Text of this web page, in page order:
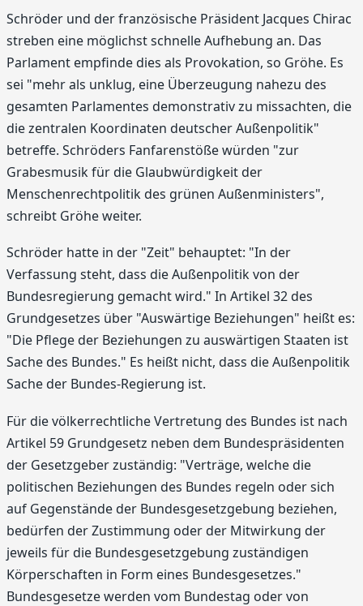
Schröder und der französische Präsident Jacques Chirac
streben eine möglichst schnelle Aufhebung an. Das
Parlament empfinde dies als Provokation, so Gröhe. Es
sei "mehr als unklug, eine Überzeugung nahezu des
gesamten Parlamentes demonstrativ zu missachten, die
die zentralen Koordinaten deutscher Außenpolitik"
betreffe. Schröders Fanfarenstöße würden "zur
Grabesmusik für die Glaubwürdigkeit der
Menschenrechtpolitik des grünen Außenministers",
schreibt Gröhe weiter.
Schröder hatte in der "Zeit" behauptet: "In der
Verfassung steht, dass die Außenpolitik von der
Bundesregierung gemacht wird." In Artikel 32 des
Grundgesetzes über "Auswärtige Beziehungen" heißt es:
"Die Pflege der Beziehungen zu auswärtigen Staaten ist
Sache des Bundes." Es heißt nicht, dass die Außenpolitik
Sache der Bundes-Regierung ist.
Für die völkerrechtliche Vertretung des Bundes ist nach
Artikel 59 Grundgesetz neben dem Bundespräsidenten
der Gesetzgeber zuständig: "Verträge, welche die
politischen Beziehungen des Bundes regeln oder sich
auf Gegenstände der Bundesgesetzgebung beziehen,
bedürfen der Zustimmung oder der Mitwirkung der
jeweils für die Bundesgesetzgebung zuständigen
Körperschaften in Form eines Bundesgesetzes."
Bundesgesetze werden vom Bundestag oder von